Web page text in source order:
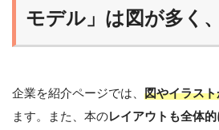
モデル」は図が多く
企業を紹介ページでは、 図やイラス
ます。また、本のレイアウトも全体